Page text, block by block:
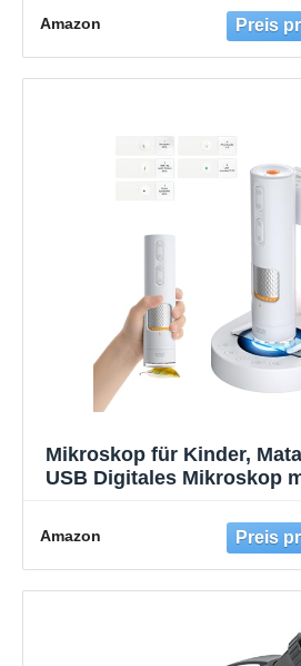
drehbarer trinokularer
1000x
Amazon
Mikroskop für Kinder,
USB Digitales Mikroskop
unterstützt Foto/Video,
Handmikroskop für Handy
Amazon